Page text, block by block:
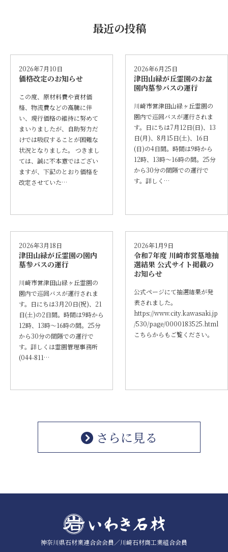
最近の投稿
2026年7月10日
価格改定のお知らせ
この度、原材料費や資材価
格、物流費などの高騰に伴
い、現行価格の維持に努めて
まいりましたが、自助努力だ
けでは吸収することが困難な
状況となりました。 つきまし
ては、誠に不本意ではござい
ますが、下記のとおり価格を
改定させていた…
2026年6月25日
津田山緑が丘霊園のお盆
園内墓参バスの運行
川崎市営津田山緑ヶ丘霊園の
園内で巡回バスが運行されま
す。日にちは7月12日(日)、13
日(月)、8月15日(土)、16日
(日)の4日間。時間は9時から
12時、13時～16時の間。25分
から30分の間隔での運行で
す。詳しく…
2026年3月18日
津田山緑が丘霊園の園内
墓参バスの運行
川崎市営津田山緑ヶ丘霊園の
園内で巡回バスが運行されま
す。日にちは3月20日(祝)、21
日(土)の2日間。時間は9時から
12時、13時～16時の間。25分
から30分の間隔での運行で
す。詳しくは霊園管理事務所
(044-811…
2026年1月9日
令和7年度 川崎市営墓地抽
選結果 公式サイト掲載の
お知らせ
公式ページにて抽選結果が発
表されました。
https://www.city.kawasaki.jp
/530/page/0000183525.html
こちらからもご覧ください。
さらに見る
神奈川県石材業連合会会員／川崎石材商工業組合会員